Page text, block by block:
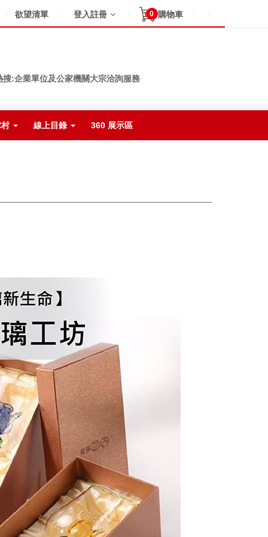
欲望清單 登入註冊 購物車
0
搜:企業單位及公家機關大宗洽詢服務
線上目錄 360 展示區